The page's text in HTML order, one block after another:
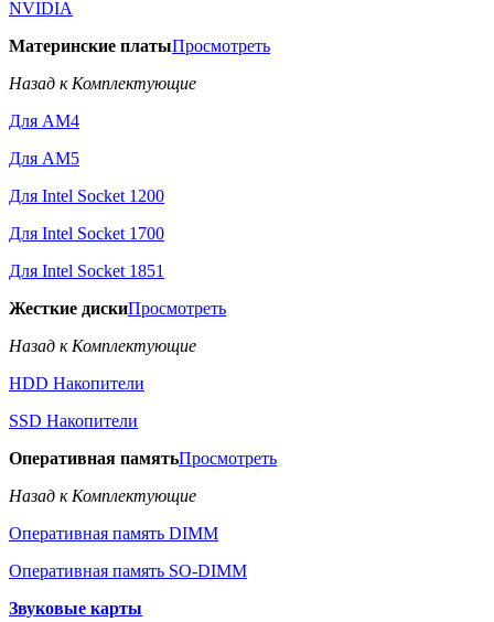
NVIDIA
Материнские платыПросмотреть
Назад к Комплектующие
Для AM4
Для AM5
Для Intel Socket 1200
Для Intel Socket 1700
Для Intel Socket 1851
Жесткие дискиПросмотреть
Назад к Комплектующие
HDD Накопители
SSD Накопители
Оперативная памятьПросмотреть
Назад к Комплектующие
Оперативная память DIMM
Оперативная память SO-DIMM
Звуковые карты